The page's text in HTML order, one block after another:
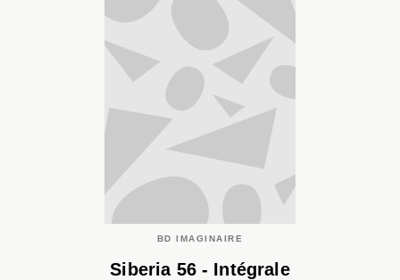
BD IMAGINAIRE
Siberia 56 - Intégrale